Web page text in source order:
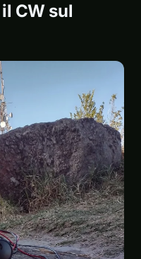
il CW sul